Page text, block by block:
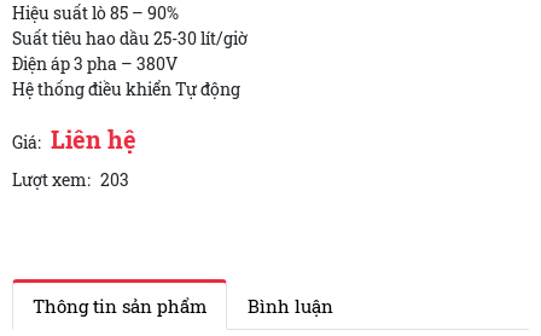
Hiệu suất lò 85 – 90%
Suất tiêu hao dầu 25-30 lít/giờ
Điện áp 3 pha – 380V
Hệ thống điều khiển Tự động
Giá: Liên hệ
Lượt xem: 203
Thông tin sản phẩm Bình luận